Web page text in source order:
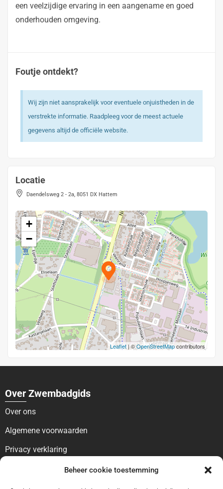
Beheer cookie toestemming
een veelzijdige ervaring in een aangename en goed
onderhouden omgeving.
Foutje ontdekt?
Wij zijn niet aansprakelijk voor eventuele onjuistheden in de
verstrekte informatie. Raadpleeg voor de meest actuele
gegevens altijd de officiële website.
Locatie
Daendelsweg 2 - 2a, 8051 DX Hattem
+
−
Leaflet | ©OpenStreetMapcontributors
Over Zwembadgids
Over ons
Algemene voorwaarden
Privacy verklaring
Voor bezoekers